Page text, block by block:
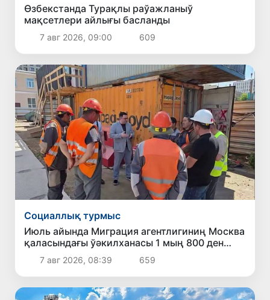
Өзбекстанда Турақлы раўажланыў
мақсетлери айлығы басланды
7 авг 2026, 09:00 609
Социаллық турмыс
Июль айында Миграция агентлигиниң Москва
қаласындағы ўәкилханасы 1 мың 800 ден
аслам Өзбекстан пуқараларына жәрдем
көрсетти
7 авг 2026, 08:39 659